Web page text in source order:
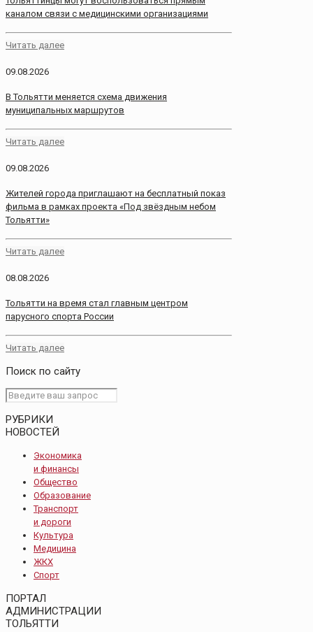
каналом связи с медицинскими организациями
Читать далее
09.08.2026
В Тольятти меняется схема движения
муниципальных маршрутов
Читать далее
09.08.2026
Жителей города приглашают на бесплатный показ
фильма в рамках проекта «Под звёздным небом
Тольятти»
Читать далее
08.08.2026
Тольятти на время стал главным центром
парусного спорта России
Читать далее
Поиск по сайту
РУБРИКИ
НОВОСТЕЙ
Экономика
и финансы
Общество
Образование
Транспорт
и дороги
Культура
Медицина
ЖКХ
Спорт
ПОРТАЛ
АДМИНИСТРАЦИИ
ТОЛЬЯТТИ